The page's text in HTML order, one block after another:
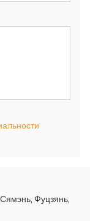
Фуцзянь,